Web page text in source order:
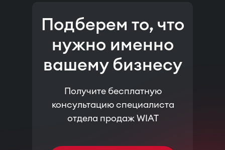
Получите бесплатную
консультацию специалиста
отдела продаж WIAT
Подберем то, что
нужно именно
вашему бизнесу